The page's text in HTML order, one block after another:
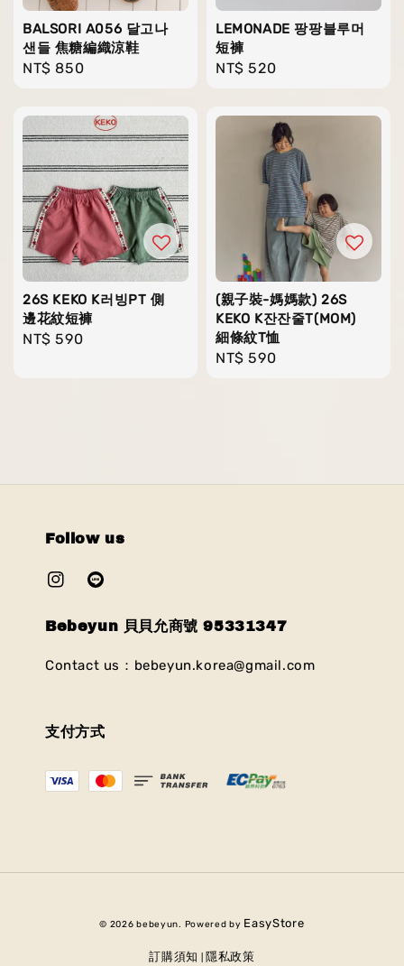
BALSORI A056 달고나
샌들 焦糖編織涼鞋
Regular
NT$ 850
LEMONADE 팡팡블루머
短褲
Regular
NT$ 520
26S KEKO K러빙PT 側
邊花紋短褲
Regular
NT$ 590
(親子裝-媽媽款) 26S
KEKO K잔잔줄T(MOM)
細條紋T恤
Regular
NT$ 590
Follow us
Bebeyun 貝貝允商號 95331347
Contact us：bebeyun.korea@gmail.com
支付方式
© 2026 bebeyun. Powered by EasyStore
訂購須知 隱私政策